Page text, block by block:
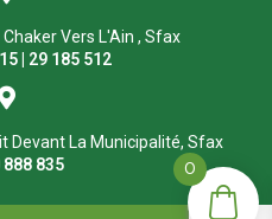
Vers L'Ain , Sfax
| 29 185 512
Devant La Municipalité, Sfax
888 835
0